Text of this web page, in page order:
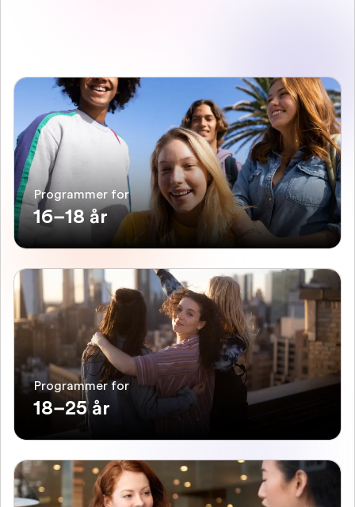
Programmer for
16–18 år
Programmer for
18–25 år